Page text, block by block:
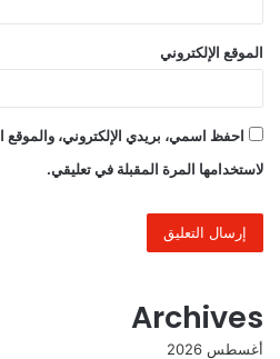
الموقع الإلكتروني
احفظ اسمي، بريدي الإلكتروني، والموقع
لاستخدامها المرة المقبلة في تعليقي.
Archives
أغسطس 2026